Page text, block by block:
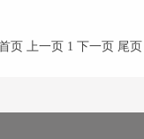
页 上一页 1 下一页 尾